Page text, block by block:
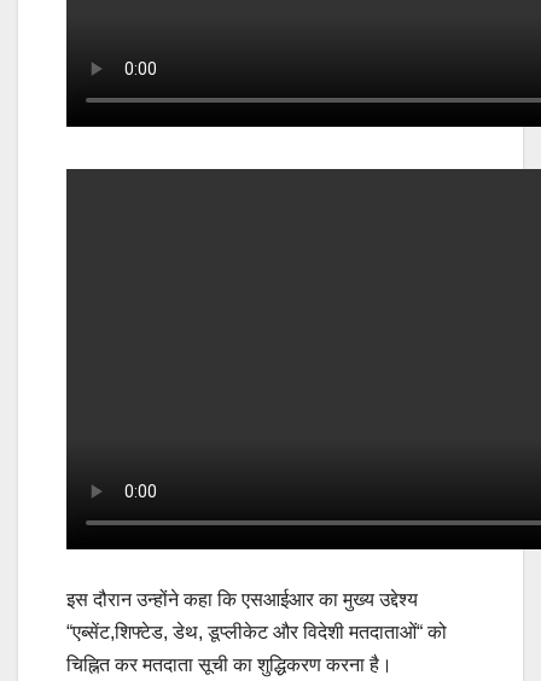
इस दौरान उन्होंने कहा कि एसआईआर का मुख्य उद्देश्य
“एब्सेंट,शिफ्टेड, डेथ, डूप्लीकेट और विदेशी मतदाताओं“ को
चिह्नित कर मतदाता सूची का शुद्धिकरण करना है।